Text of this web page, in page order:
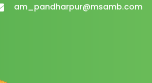
am_pandharpur@msamb.com